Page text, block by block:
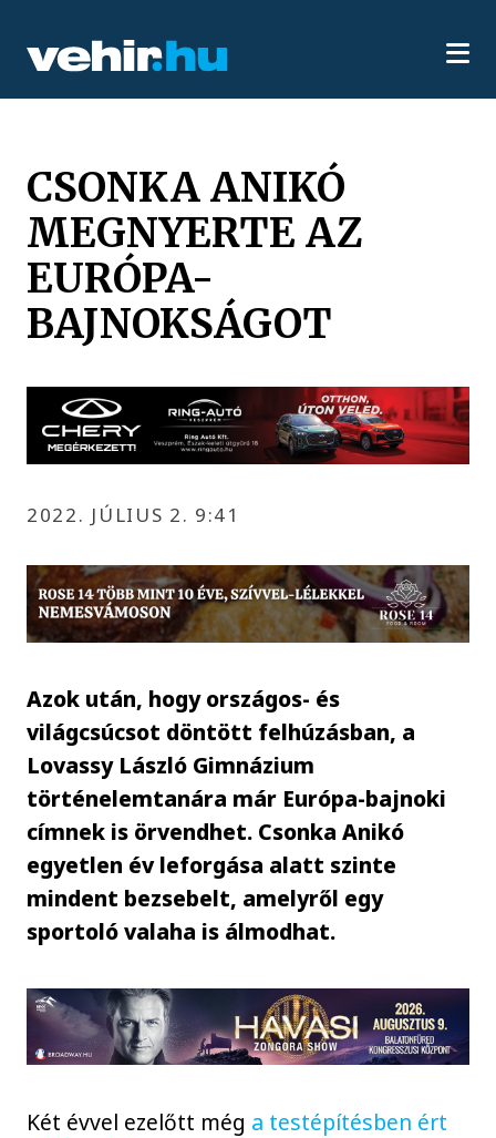
CSONKA ANIKÓ
MEGNYERTE AZ
EURÓPA-
BAJNOKSÁGOT
2022. JÚLIUS 2. 9:41
Azok után, hogy országos- és
világcsúcsot döntött felhúzásban, a
Lovassy László Gimnázium
történelemtanára már Európa-bajnoki
címnek is örvendhet. Csonka Anikó
egyetlen év leforgása alatt szinte
mindent bezsebelt, amelyről egy
sportoló valaha is álmodhat.
Két évvel ezelőtt még a testépítésben ért